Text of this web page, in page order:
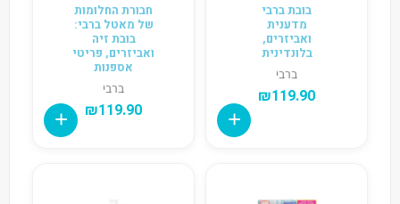
בובת ברבי
מדענית
ואביזרים,
בלונדינית
ברבי
₪119.90
חבורת החלומות
של מאטל ברבי:
בובת זיה
ואביזרים, פריטי
אספנות
ברבי
₪119.90